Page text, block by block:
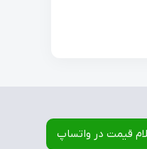
قیمت در واتساپ